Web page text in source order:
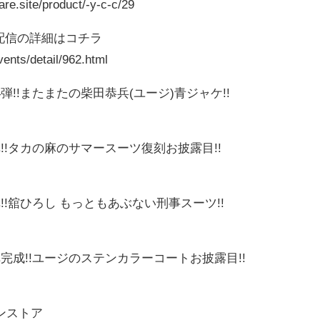
product/-y-c-c/29
の詳細はコチラ
detail/962.html
!!またまたの柴田恭兵(ユージ)青ジャケ!!
タカの麻のサマースーツ復刻お披露目!!
舘ひろし もっともあぶない刑事スーツ!!
成!!ユージのステンカラーコートお披露目!!
ストア